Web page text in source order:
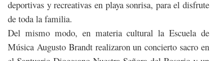
deportivas y recreativas en playa sonrisa, para el disfrute
de toda la familia.
Del mismo modo, en materia cultural la Escuela de
Música Augusto Brandt realizaron un concierto sacro en